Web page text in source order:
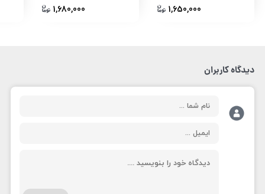
1,650,000
1,680,000
دیدگاه کاربران